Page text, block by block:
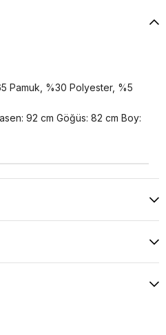
Pamuk, %30 Polyester, %5
92 cm Göğüs: 82 cm Boy: